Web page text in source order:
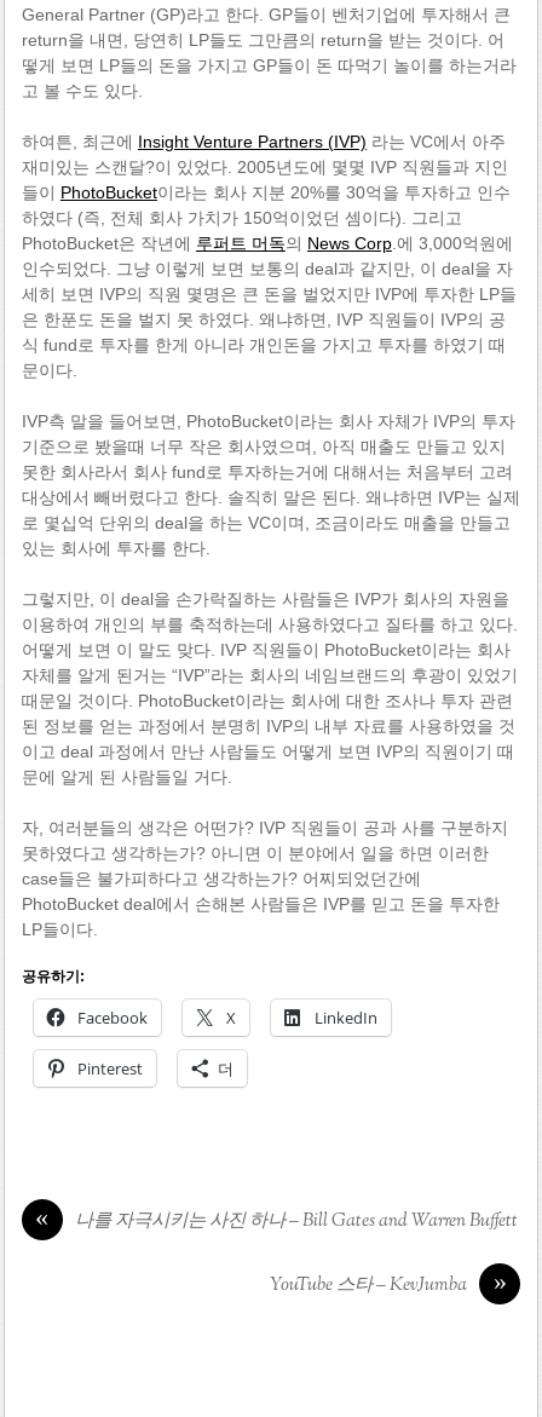
General Partner (GP)라고 한다. GP들이 벤처기업에 투자해서 큰
return을 내면, 당연히 LP들도 그만큼의 return을 받는 것이다. 어
떻게 보면 LP들의 돈을 가지고 GP들이 돈 따먹기 놀이를 하는거라
고 볼 수도 있다.
하여튼, 최근에 Insight Venture Partners (IVP) 라는 VC에서 아주
재미있는 스캔달?이 있었다. 2005년도에 몇몇 IVP 직원들과 지인
들이 PhotoBucket이라는 회사 지분 20%를 30억을 투자하고 인수
하였다 (즉, 전체 회사 가치가 150억이었던 셈이다). 그리고
PhotoBucket은 작년에 루퍼트 머독의 News Corp.에 3,000억원에
인수되었다. 그냥 이렇게 보면 보통의 deal과 같지만, 이 deal을 자
세히 보면 IVP의 직원 몇명은 큰 돈을 벌었지만 IVP에 투자한 LP들
은 한푼도 돈을 벌지 못 하였다. 왜냐하면, IVP 직원들이 IVP의 공
식 fund로 투자를 한게 아니라 개인돈을 가지고 투자를 하였기 때
문이다.
IVP측 말을 들어보면, PhotoBucket이라는 회사 자체가 IVP의 투자
기준으로 봤을때 너무 작은 회사였으며, 아직 매출도 만들고 있지
못한 회사라서 회사 fund로 투자하는거에 대해서는 처음부터 고려
대상에서 빼버렸다고 한다. 솔직히 말은 된다. 왜냐하면 IVP는 실제
로 몇십억 단위의 deal을 하는 VC이며, 조금이라도 매출을 만들고
있는 회사에 투자를 한다.
그렇지만, 이 deal을 손가락질하는 사람들은 IVP가 회사의 자원을
이용하여 개인의 부를 축적하는데 사용하였다고 질타를 하고 있다.
어떻게 보면 이 말도 맞다. IVP 직원들이 PhotoBucket이라는 회사
자체를 알게 된거는 “IVP”라는 회사의 네임브랜드의 후광이 있었기
때문일 것이다. PhotoBucket이라는 회사에 대한 조사나 투자 관련
된 정보를 얻는 과정에서 분명히 IVP의 내부 자료를 사용하였을 것
이고 deal 과정에서 만난 사람들도 어떻게 보면 IVP의 직원이기 때
문에 알게 된 사람들일 거다.
자, 여러분들의 생각은 어떤가? IVP 직원들이 공과 사를 구분하지
못하였다고 생각하는가? 아니면 이 분야에서 일을 하면 이러한
case들은 불가피하다고 생각하는가? 어찌되었던간에
PhotoBucket deal에서 손해본 사람들은 IVP를 믿고 돈을 투자한
LP들이다.
공유하기:
Facebook X LinkedIn
Pinterest 더
« 나를 자극시키는 사진 하나 – Bill Gates and Warren Buffett
»
YouTube 스타 – KevJumba